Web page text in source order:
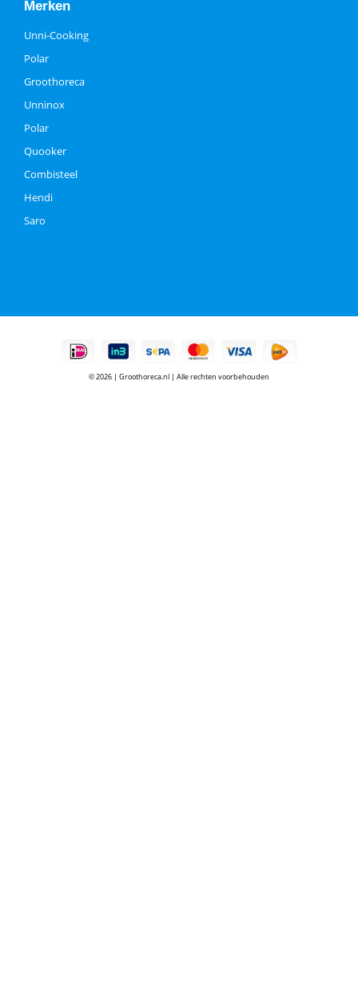
Merken
Unni-Cooking
Polar
Groothoreca
Unninox
Polar
Quooker
Combisteel
Hendi
Saro
© 2026 | Groothoreca.nl | Alle rechten voorbehouden